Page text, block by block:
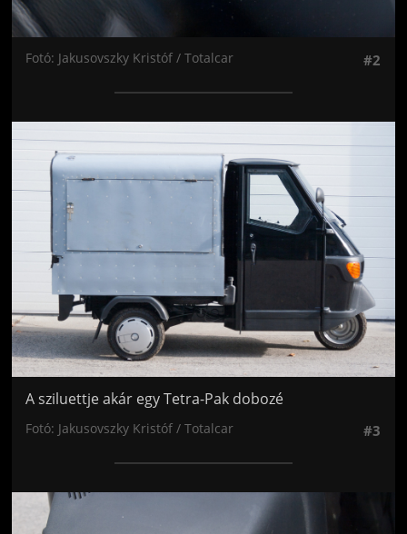
Fotó: Jakusovszky Kristóf / Totalcar #2
Jön még kép!
A sziluettje akár egy Tetra-Pak dobozé
Fotó: Jakusovszky Kristóf / Totalcar #3
Jön még kép!